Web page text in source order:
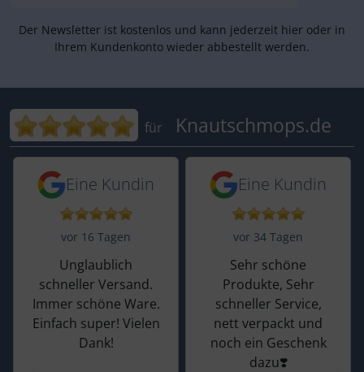
Der Newsletter ist kostenlos und kann jederzeit hier oder in
Ihrem Kundenkonto wieder abbestellt werden.
Bewertungen für Knautschmops.de:
für Knautschmops.de
5 von 5 Sternen von einer Kundin vor
Eine Kundin
vor 16 Tagen
Unglaublich
schneller Versand.
Immer schöne Ware.
Einfach super! Vielen
Dank!
5 von 5 Sternen
Eine Kundin
vor 34 Tagen
Sehr schöne
Produkte, Sehr
schneller Service,
nett verpackt und
noch ein Geschenk
dazu❣️